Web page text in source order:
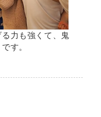
力も強くて、鬼
す。